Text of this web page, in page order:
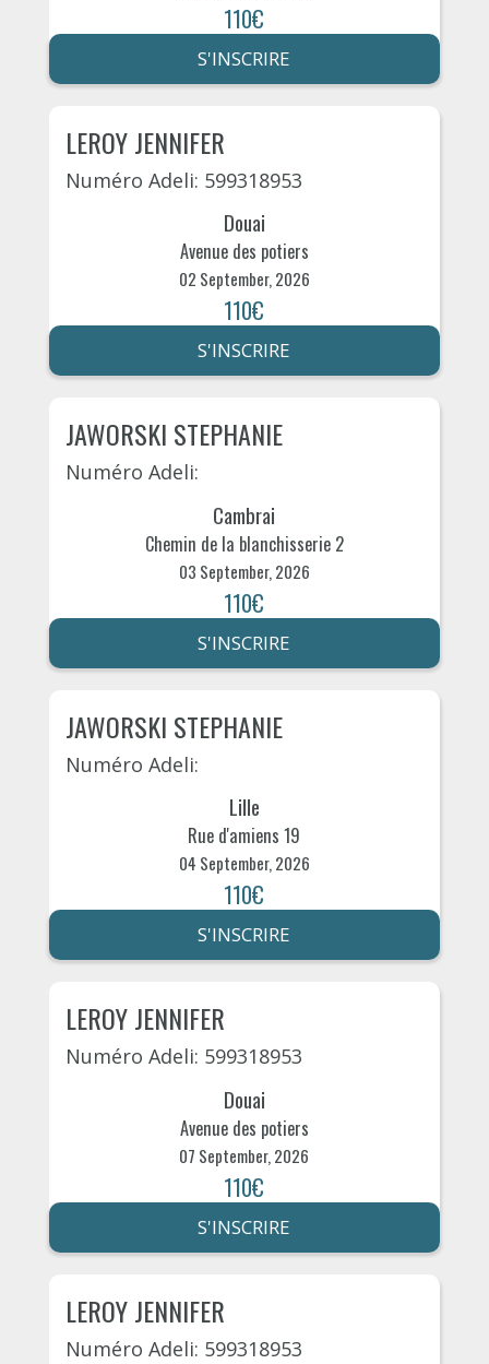
110€
S'INSCRIRE
LEROY JENNIFER
Numéro Adeli: 599318953
Douai
Avenue des potiers
02 September, 2026
110€
S'INSCRIRE
JAWORSKI STEPHANIE
Numéro Adeli:
Cambrai
Chemin de la blanchisserie 2
03 September, 2026
110€
S'INSCRIRE
JAWORSKI STEPHANIE
Numéro Adeli:
Lille
Rue d'amiens 19
04 September, 2026
110€
S'INSCRIRE
LEROY JENNIFER
Numéro Adeli: 599318953
Douai
Avenue des potiers
07 September, 2026
110€
S'INSCRIRE
LEROY JENNIFER
Numéro Adeli: 599318953